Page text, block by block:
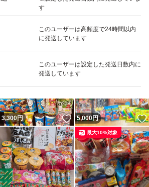
す
このユーザーは高頻度で24時間以内
に発送しています
このユーザーは設定した発送日数内に
発送しています
いいね！
6,000
いいね！
3,300円 いいね！
5,000円
最大10%対象